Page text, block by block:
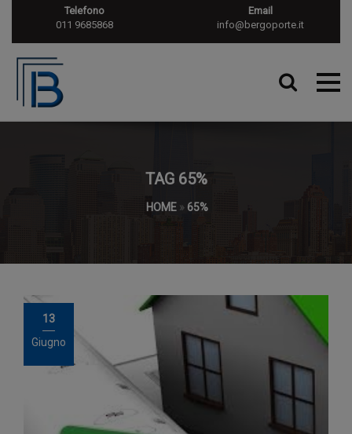
Telefono
011 9685868
Email
info@bergoporte.it
TAG 65%
HOME » 65%
13
Giugno